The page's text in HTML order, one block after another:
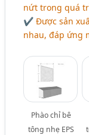
nứt trong quá
✔ Được sản
nhau, đáp ứng
Phào chỉ bê
tông nhẹ EPS